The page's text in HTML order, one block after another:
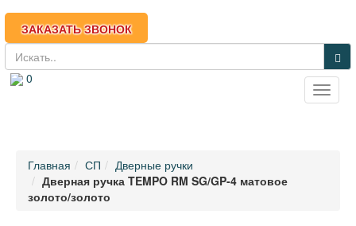
ЗАКАЗАТЬ ЗВОНОК
0
Toggle
Главная СП
Дверные ручки
Дверная ручка TEMPO RM SG/GP-4 матовое
золото/золото